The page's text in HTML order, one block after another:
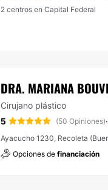
2 centros en Capital Federal
DRA. MARIANA
Cirujano plástico
5
(50 Opiniones)·
Ayacucho 1230, Recoleta
Opciones de financiación